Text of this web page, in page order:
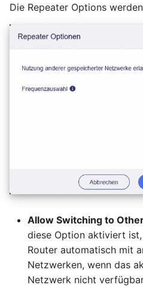
Die Repeater Options
Allow Switching to
diese Option aktiviert
Router automatisch mit
Netzwerken, wenn das
Netzwerk nicht